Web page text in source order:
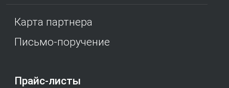
Карта партнера
Письмо-поручение
Прайс-листы